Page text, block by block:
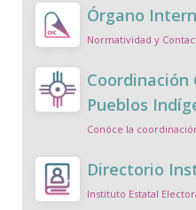
Órgano
Normatividad y
Coordinación
Pueblos
Conóce la
Directorio
Instituto Estatal